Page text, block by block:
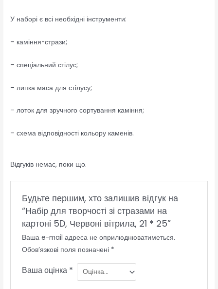
У наборі є всі необхідні інструменти:
– каміння-стрази;
– спеціальний стілус;
– липка маса для стілусу;
– лоток для зручного сортування каміння;
– схема відповідності кольору каменів.
Відгуків немає, поки що.
Будьте першим, хто залишив відгук на
“Набір для творчості зі стразами на
картоні 5D, Червоні вітрила, 21 * 25”
Ваша e-mail адреса не оприлюднюватиметься.
Обов’язкові поля позначені *
Ваша оцінка *